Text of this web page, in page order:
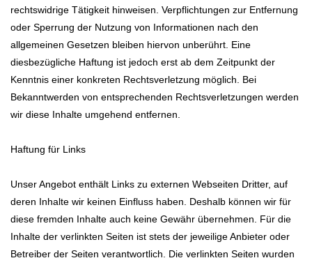
rechtswidrige Tätigkeit hinweisen. Verpflichtungen zur Entfernung
oder Sperrung der Nutzung von Informationen nach den
allgemeinen Gesetzen bleiben hiervon unberührt. Eine
diesbezügliche Haftung ist jedoch erst ab dem Zeitpunkt der
Kenntnis einer konkreten Rechtsverletzung möglich. Bei
Bekanntwerden von entsprechenden Rechtsverletzungen werden
wir diese Inhalte umgehend entfernen.
Haftung für Links
Unser Angebot enthält Links zu externen Webseiten Dritter, auf
deren Inhalte wir keinen Einfluss haben. Deshalb können wir für
diese fremden Inhalte auch keine Gewähr übernehmen. Für die
Inhalte der verlinkten Seiten ist stets der jeweilige Anbieter oder
Betreiber der Seiten verantwortlich. Die verlinkten Seiten wurden